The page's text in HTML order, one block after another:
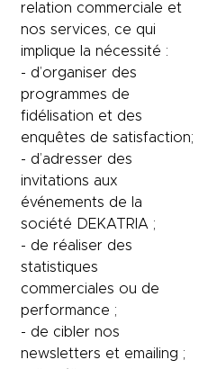
relation commerciale et
nos services, ce qui
implique la nécessité :
- d’organiser des
programmes de
fidélisation et des
enquêtes de satisfaction;
- d’adresser des
invitations aux
événements de la
société DEKATRIA ;
- de réaliser des
statistiques
commerciales ou de
performance ;
- de cibler nos
newsletters et emailing ;